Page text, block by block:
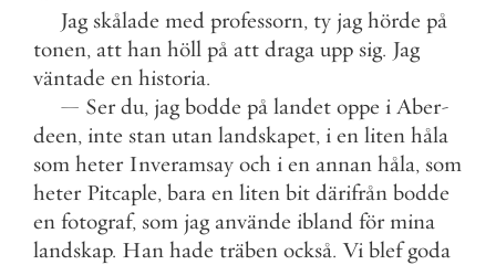
Jag skålade med professorn, ty jag hörde på
tonen, att han höll på att draga upp sig. Jag
väntade en historia.
— Ser du, jag bodde på landet oppe i Aber-
deen, inte stan utan landskapet, i en liten håla
som heter Inveramsay och i en annan håla, som
heter Pitcaple, bara en liten bit därifrån bodde
en fotograf, som jag använde ibland för mina
landskap. Han hade träben också. Vi blef goda